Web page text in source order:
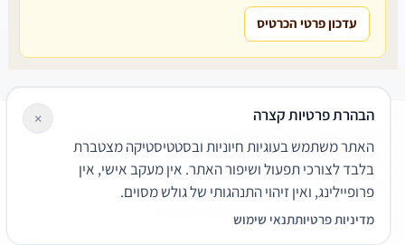
עדכון פרטי הכרטיס
שירותים משפטיים
דרושים צור קשר נגישותפרטיות
תנאי שימוש
© 2026 הפירמה. כל הזכויות שמורות.
הבהרת פרטיות קצרה
האתר משתמש בעוגיות חיוניות ובסטטיסטיקה מצטברת
בלבד לצורכי תפעול ושיפור האתר. אין מעקב אישי, אין
פרופיילינג, ואין זיהוי התנהגותי של גולש מסוים.
מדיניות פרטיותתנאי שימוש
×